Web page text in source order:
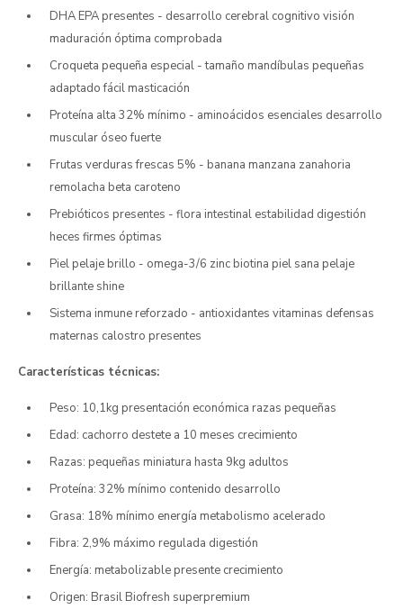
DHA EPA presentes - desarrollo cerebral cognitivo visión
maduración óptima comprobada
Croqueta pequeña especial - tamaño mandíbulas pequeñas
adaptado fácil masticación
Proteína alta 32% mínimo - aminoácidos esenciales desarrollo
muscular óseo fuerte
Frutas verduras frescas 5% - banana manzana zanahoria
remolacha beta caroteno
Prebióticos presentes - flora intestinal estabilidad digestión
heces firmes óptimas
Piel pelaje brillo - omega-3/6 zinc biotina piel sana pelaje
brillante shine
Sistema inmune reforzado - antioxidantes vitaminas defensas
maternas calostro presentes
Características técnicas:
Peso: 10,1kg presentación económica razas pequeñas
Edad: cachorro destete a 10 meses crecimiento
Razas: pequeñas miniatura hasta 9kg adultos
Proteína: 32% mínimo contenido desarrollo
Grasa: 18% mínimo energía metabolismo acelerado
Fibra: 2,9% máximo regulada digestión
Energía: metabolizable presente crecimiento
Origen: Brasil Biofresh superpremium